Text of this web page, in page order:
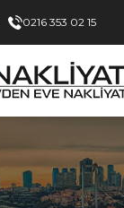
0216 353 02 15